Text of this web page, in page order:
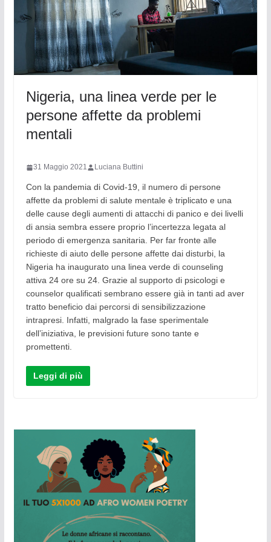
Nigeria, una linea verde per le
persone affette da problemi
mentali
31 Maggio 2021 Luciana Buttini
Con la pandemia di Covid-19, il numero di persone
affette da problemi di salute mentale è triplicato e una
delle cause degli aumenti di attacchi di panico e dei livelli
di ansia sembra essere proprio l’incertezza legata al
periodo di emergenza sanitaria. Per far fronte alle
richieste di aiuto delle persone affette dai disturbi, la
Nigeria ha inaugurato una linea verde di counseling
attiva 24 ore su 24. Grazie al supporto di psicologi e
counselor qualificati sembrano essere già in tanti ad aver
tratto beneficio dai percorsi di sensibilizzazione
intrapresi. Infatti, malgrado la fase sperimentale
dell’iniziativa, le previsioni future sono tante e
promettenti.
Leggi di più